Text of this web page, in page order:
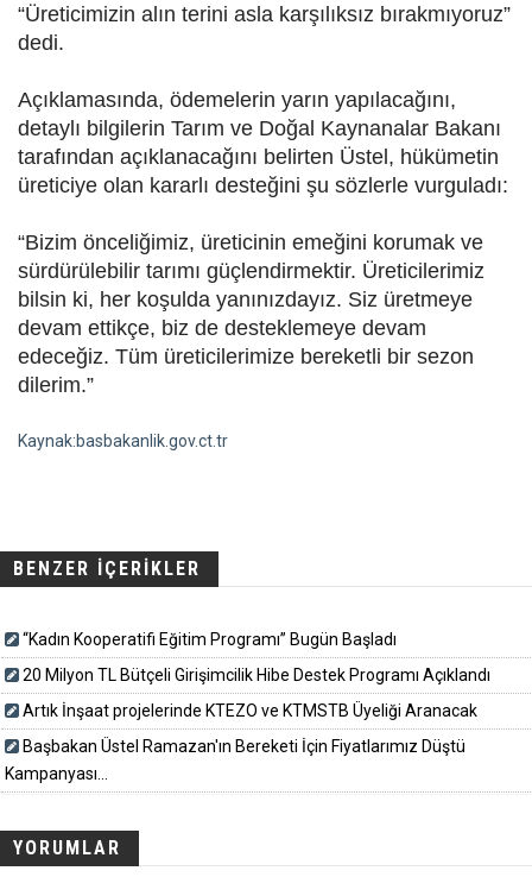
“Üreticimizin alın terini asla karşılıksız bırakmıyoruz”
dedi.
Açıklamasında, ödemelerin yarın yapılacağını,
detaylı bilgilerin Tarım ve Doğal Kaynanalar Bakanı
tarafından açıklanacağını belirten Üstel, hükümetin
üreticiye olan kararlı desteğini şu sözlerle vurguladı:
“Bizim önceliğimiz, üreticinin emeğini korumak ve
sürdürülebilir tarımı güçlendirmektir. Üreticilerimiz
bilsin ki, her koşulda yanınızdayız. Siz üretmeye
devam ettikçe, biz de desteklemeye devam
edeceğiz. Tüm üreticilerimize bereketli bir sezon
dilerim.”
Kaynak:basbakanlik.gov.ct.tr
BENZER İÇERİKLER
“Kadın Kooperatifi Eğitim Programı” Bugün Başladı
20 Milyon TL Bütçeli Girişimcilik Hibe Destek Programı Açıklandı
Artık İnşaat projelerinde KTEZO ve KTMSTB Üyeliği Aranacak
Başbakan Üstel Ramazan'ın Bereketi İçin Fiyatlarımız Düştü
Kampanyası...
YORUMLAR